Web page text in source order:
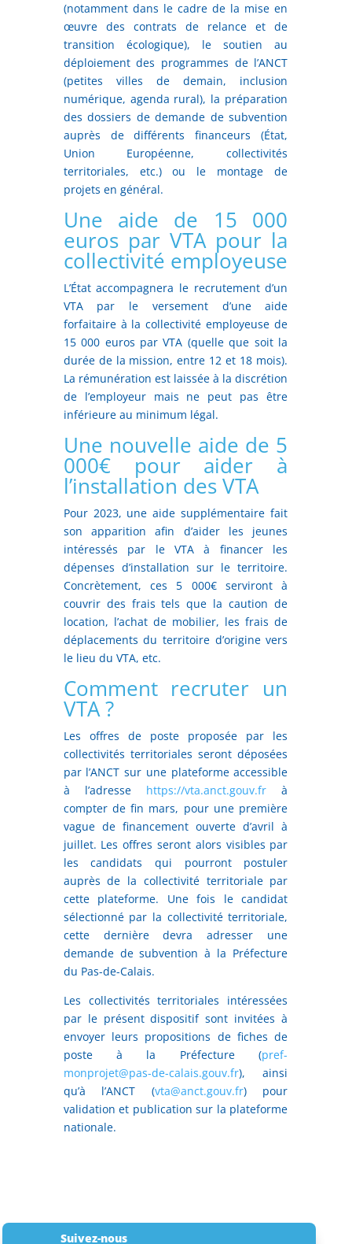
(notamment dans le cadre de la mise en
œuvre des contrats de relance et de
transition écologique), le soutien au
déploiement des programmes de l’ANCT
(petites villes de demain, inclusion
numérique, agenda rural), la préparation
des dossiers de demande de subvention
auprès de différents financeurs (État,
Union Européenne, collectivités
territoriales, etc.) ou le montage de
projets en général.
Une aide de 15 000
euros par VTA pour la
collectivité employeuse
L’État accompagnera le recrutement d’un
VTA par le versement d’une aide
forfaitaire à la collectivité employeuse de
15 000 euros par VTA (quelle que soit la
durée de la mission, entre 12 et 18 mois).
La rémunération est laissée à la discrétion
de l’employeur mais ne peut pas être
inférieure au minimum légal.
Une nouvelle aide de 5
000€ pour aider à
l’installation des VTA
Pour 2023, une aide supplémentaire fait
son apparition afin d’aider les jeunes
intéressés par le VTA à financer les
dépenses d’installation sur le territoire.
Concrètement, ces 5 000€ serviront à
couvrir des frais tels que la caution de
location, l’achat de mobilier, les frais de
déplacements du territoire d’origine vers
le lieu du VTA, etc.
Comment recruter un
VTA ?
Les offres de poste proposée par les
collectivités territoriales seront déposées
par l’ANCT sur une plateforme accessible
à l’adresse https://vta.anct.gouv.fr à
compter de fin mars, pour une première
vague de financement ouverte d’avril à
juillet. Les offres seront alors visibles par
les candidats qui pourront postuler
auprès de la collectivité territoriale par
cette plateforme. Une fois le candidat
sélectionné par la collectivité territoriale,
cette dernière devra adresser une
demande de subvention à la Préfecture
du Pas-de-Calais.
Les collectivités territoriales intéressées
par le présent dispositif sont invitées à
envoyer leurs propositions de fiches de
poste à la Préfecture (pref-
monprojet@pas-de-calais.gouv.fr), ainsi
qu’à l’ANCT (vta@anct.gouv.fr) pour
validation et publication sur la plateforme
nationale.
Suivez-nous